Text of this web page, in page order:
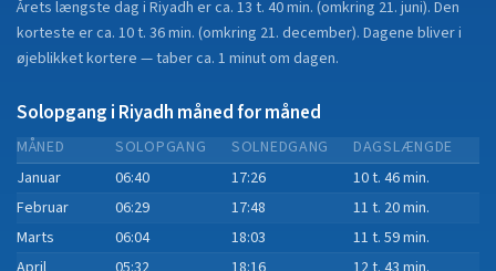
Årets længste dag i Riyadh er ca. 13 t. 40 min. (omkring 21. juni). Den
korteste er ca. 10 t. 36 min. (omkring 21. december). Dagene bliver i
øjeblikketkortere —taberca. 1 minutom dagen.
Solopgang i Riyadh måned for måned
MÅNED SOLOPGANG SOLNEDGANG
DAGSLÆNGDE
Januar
06:40 17:26
10 t. 46 min.
Februar
06:29 17:48
11 t. 20 min.
Marts
06:04 18:03
11 t. 59 min.